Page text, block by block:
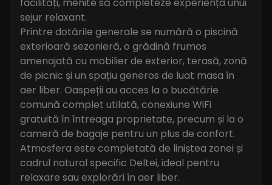
sejur relaxant.
Printre dotările generale se numără o piscină
exterioară sezonieră, o grădină frumos
amenajată cu mobilier de exterior, terasă, zonă
de picnic și un spațiu generos de luat masa în
aer liber. Oaspeții au acces la o bucătărie
comună complet utilată, conexiune WiFi
gratuită în întreaga proprietate, precum și la o
cameră de bagaje pentru un plus de confort.
Atmosfera este completată de liniștea zonei și
cadrul natural specific Deltei, ideal pentru
relaxare sau explorări în aer liber.